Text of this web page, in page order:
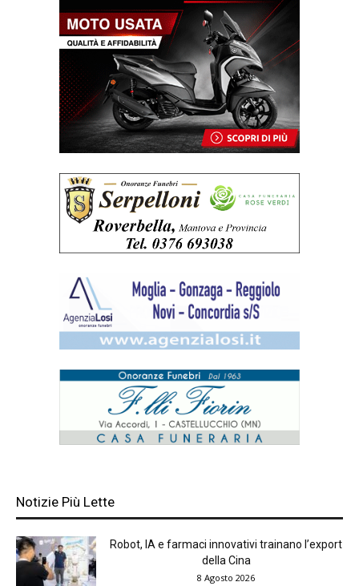
Notizie Più Lette
Robot, IA e farmaci innovativi trainano l’export
della Cina
8 Agosto 2026